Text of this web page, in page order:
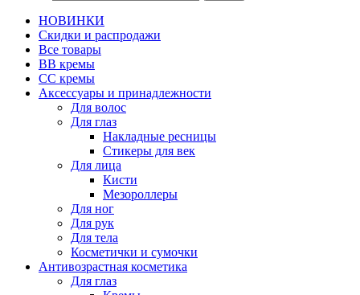
НОВИНКИ
Скидки и распродажи
Все товары
BB кремы
CC кремы
Аксессуары и принадлежности
Для волос
Для глаз
Накладные ресницы
Стикеры для век
Для лица
Кисти
Мезороллеры
Для ног
Для рук
Для тела
Косметички и сумочки
Антивозрастная косметика
Для глаз